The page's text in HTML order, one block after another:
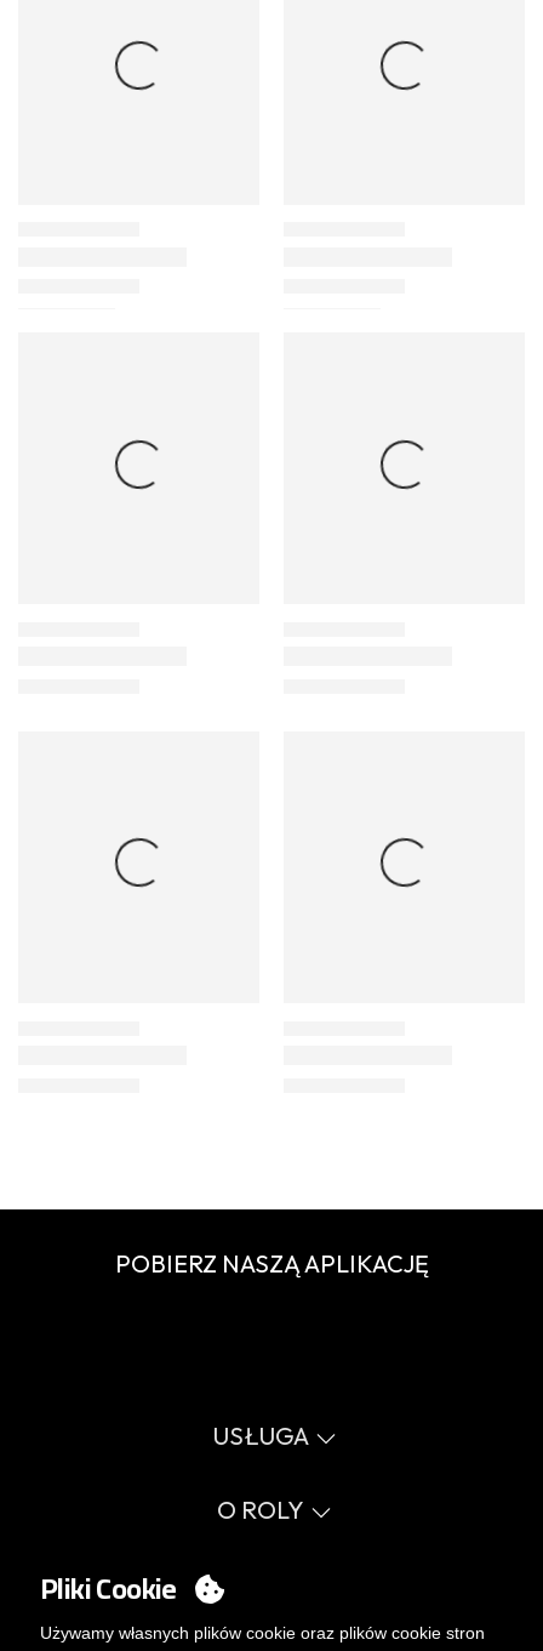
POBIERZ NASZĄ APLIKACJĘ
USŁUGA
Przewodnik po rozmiarach
Słownik
Errata katalog
O ROLY
Sprawy społeczne
Pracuj z nami
MY ACCOUNT
Logowanie
Pliki Cookie
Używamy własnych plików cookie oraz plików cookie stron